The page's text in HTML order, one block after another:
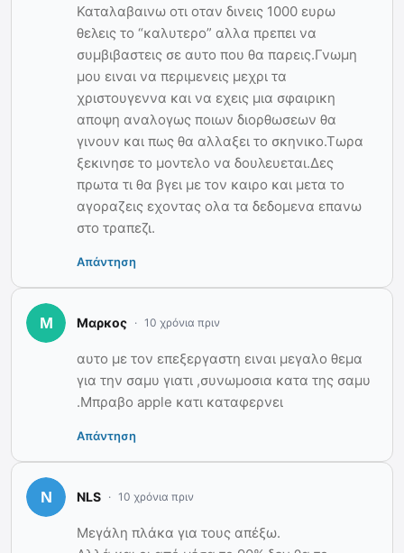
Καταλαβαινω οτι οταν δινεις 1000 ευρω
θελεις το “καλυτερο” αλλα πρεπει να
συμβιβαστεις σε αυτο που θα παρεις.Γνωμη
μου ειναι να περιμενεις μεχρι τα
χριστουγεννα και να εχεις μια σφαιρικη
αποψη αναλογως ποιων διορθωσεων θα
γινουν και πως θα αλλαξει το σκηνικο.Τωρα
ξεκινησε το μοντελο να δουλευεται.Δες
πρωτα τι θα βγει με τον καιρο και μετα το
αγοραζεις εχοντας ολα τα δεδομενα επανω
στο τραπεζι.
Απάντηση
Μαρκος 10 χρόνια πριν
αυτο με τον επεξεργαστη ειναι μεγαλο θεμα
για την σαμυ γιατι ,συνωμοσια κατα της σαμυ
.Μπραβο apple κατι καταφερνει
Απάντηση
NLS 10 χρόνια πριν
Μεγάλη πλάκα για τους απέξω.